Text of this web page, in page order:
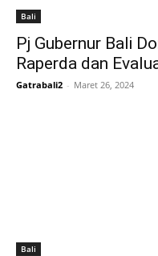
Bali
Pj Gubernur Bali
Raperda dan
Gatrabali2 - Maret 26, 2024
Bali